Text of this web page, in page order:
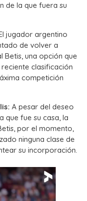
de la que fuera su
jugador argentino
de volver a
Betis, una opción que
clasificación
competición
A pesar del deseo
que fue su casa, la
por el momento,
ninguna clase de
su incorporación.